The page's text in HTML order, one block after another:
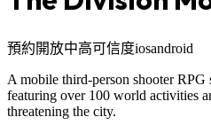
預約開放中高可信度iosandroid
A mobile third-person shooter
featuring over 100 world activities
threatening the city.